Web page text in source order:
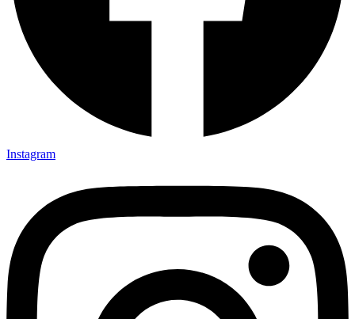
Instagram